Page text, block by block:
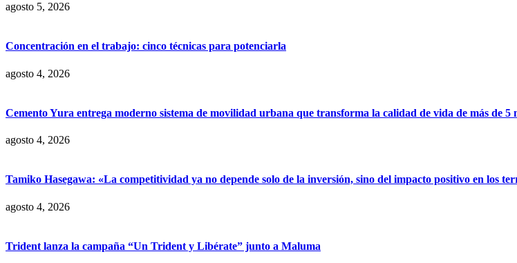
agosto 5, 2026
Concentración en el trabajo: cinco técnicas para potenciarla
agosto 4, 2026
Cemento Yura entrega moderno sistema de movilidad urbana que transforma la calidad de vida de más de 5
agosto 4, 2026
Tamiko Hasegawa: «La competitividad ya no depende solo de la inversión, sino del impacto positivo en los
agosto 4, 2026
Trident lanza la campaña “Un Trident y Libérate” junto a Maluma